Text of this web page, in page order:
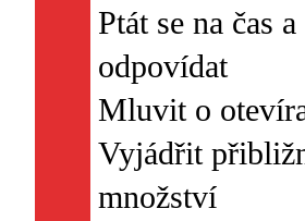
Ptát se na čas a
odpovídat
Mluvit o
Vyjádřit
množství